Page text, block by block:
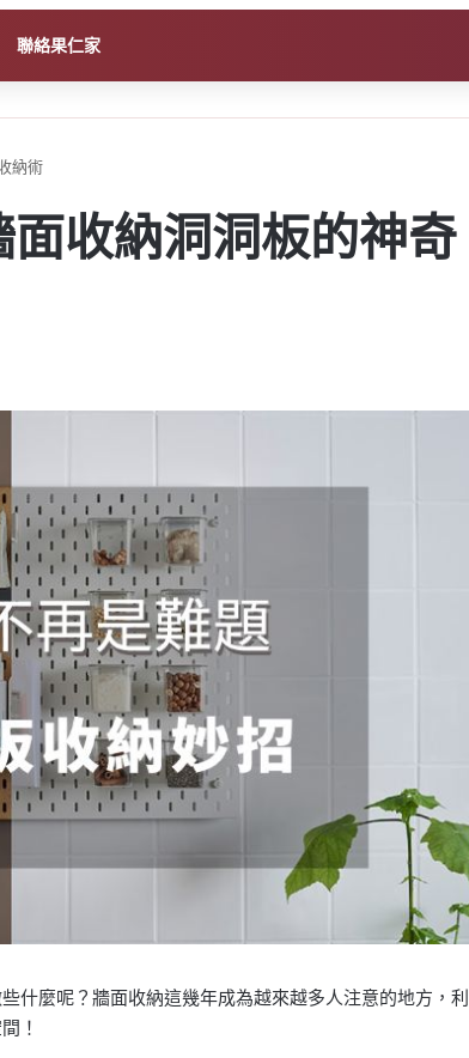
聯絡果仁家
納術
收納洞洞板的神奇
什麼呢？牆面收納這幾年成為越來越多人注意的地方，利
！